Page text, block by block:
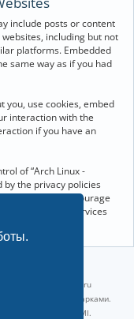
include posts or content
including but not
platforms. Embedded
same way as if you had
you, use cookies, embed
interaction with the
if you have an
of “Arch Linux -
by the privacy policies
We encourage
any third-party services
08:48:12 |
vps reg.ru
торговыми марками.
Linus Torvalds и LMI.